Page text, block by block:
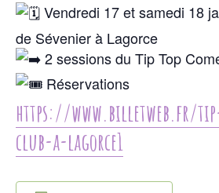
Vendredi 17 et samedi 18
de Sévenier à Lagorce
2 sessions du Tip Top
Réservations
https://www.billetweb.fr/
club-a-lagorce1